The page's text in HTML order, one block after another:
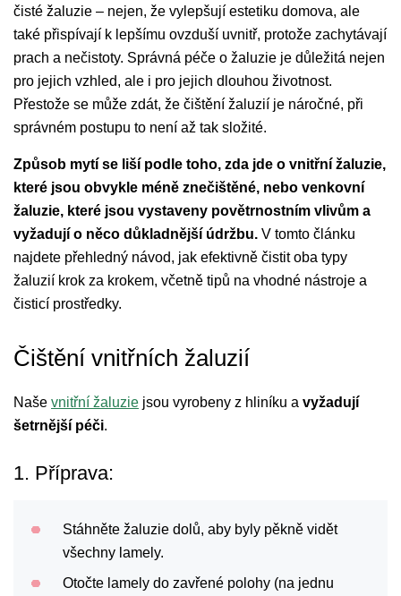
čisté žaluzie – nejen, že vylepšují estetiku domova, ale
také přispívají k lepšímu ovzduší uvnitř, protože zachytávají
prach a nečistoty. Správná péče o žaluzie je důležitá nejen
pro jejich vzhled, ale i pro jejich dlouhou životnost.
Přestože se může zdát, že čištění žaluzií je náročné, při
správném postupu to není až tak složité.
Způsob mytí se liší podle toho, zda jde o vnitřní žaluzie,
které jsou obvykle méně znečištěné, nebo venkovní
žaluzie, které jsou vystaveny povětrnostním vlivům a
vyžadují o něco důkladnější údržbu. V tomto článku
najdete přehledný návod, jak efektivně čistit oba typy
žaluzií krok za krokem, včetně tipů na vhodné nástroje a
čisticí prostředky.
Čištění vnitřních žaluzií
Naše vnitřní žaluzie jsou vyrobeny z hliníku a vyžadují
šetrnější péči.
1. Příprava:
Stáhněte žaluzie dolů, aby byly pěkně vidět
všechny lamely.
Otočte lamely do zavřené polohy (na jednu